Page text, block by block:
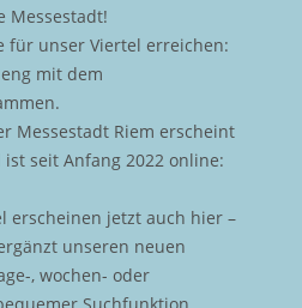
Messestadt!
für unser Viertel erreichen:
mit dem
Messestadt Riem erscheint
seit Anfang 2022 online:
erscheinen jetzt auch hier –
unseren neuen
, wochen- oder